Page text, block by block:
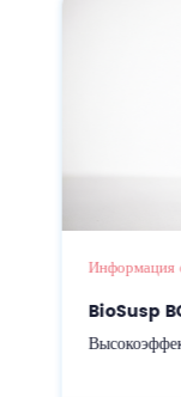
Информация о
BioSusp